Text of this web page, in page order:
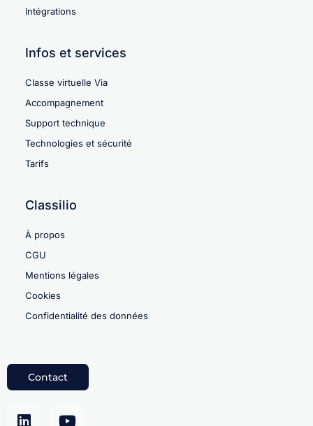
Intégrations
Infos et services
Classe virtuelle Via
Accompagnement
Support technique
Technologies et sécurité
Tarifs
Classilio
À propos
CGU
Mentions légales
Cookies
Confidentialité des données
Contact